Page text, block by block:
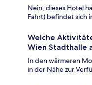
Nein, dieses Hotel
Fahrt) befindet sich
Welche
Wien Stadthalle
In den wärmeren
in der Nähe zur